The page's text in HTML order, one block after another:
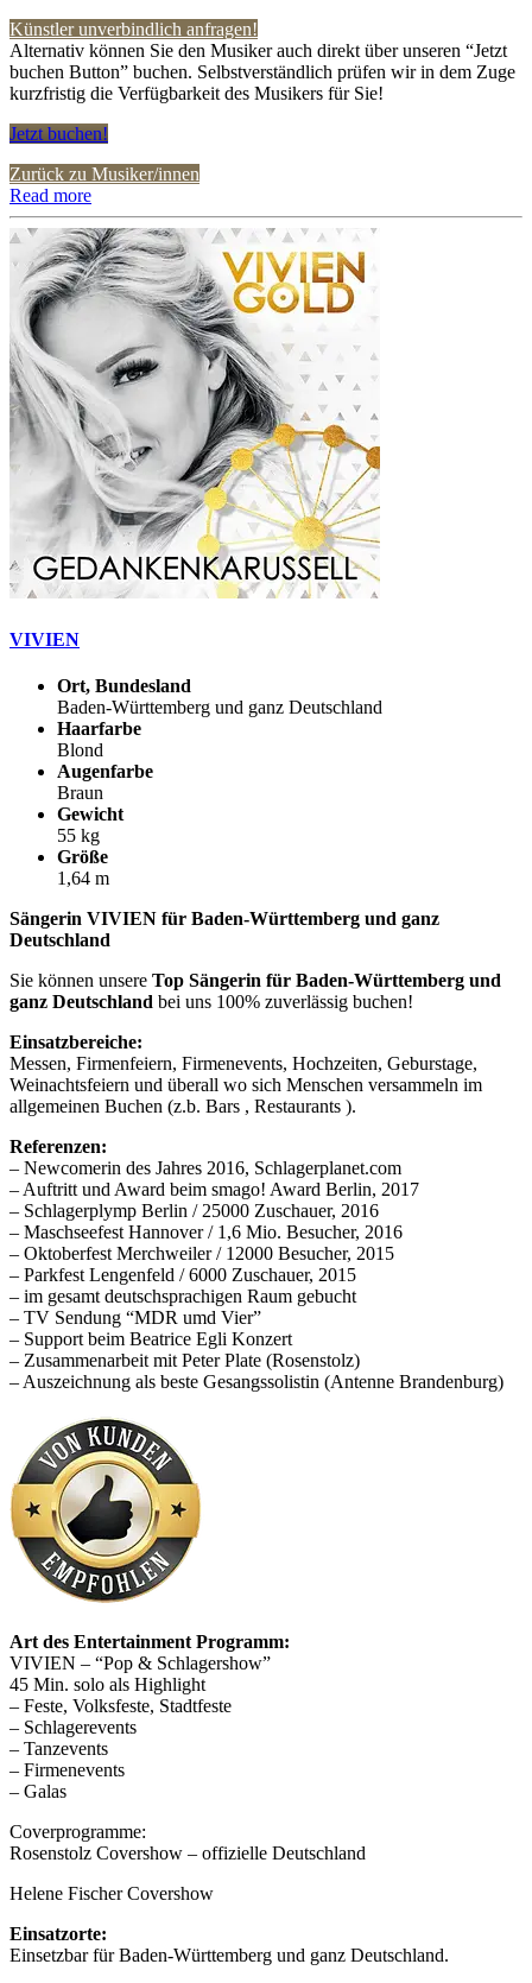
Künstler unverbindlich anfragen!
Alternativ können Sie den Musiker auch direkt über unseren “Jetzt
buchen Button” buchen. Selbstverständlich prüfen wir in dem Zuge
kurzfristig die Verfügbarkeit des Musikers für Sie!
Jetzt buchen!
Zurück zu Musiker/innen
Read more
VIVIEN
Ort, Bundesland
Baden-Württemberg und ganz Deutschland
Haarfarbe
Blond
Augenfarbe
Braun
Gewicht
55 kg
Größe
1,64 m
Sängerin VIVIEN für Baden-Württemberg und ganz
Deutschland
Sie können unsere Top Sängerin für Baden-Württemberg und
ganz Deutschland bei uns 100% zuverlässig buchen!
Einsatzbereiche:
Messen, Firmenfeiern, Firmenevents, Hochzeiten, Geburstage,
Weinachtsfeiern und überall wo sich Menschen versammeln im
allgemeinen Buchen (z.b. Bars , Restaurants ).
Referenzen:
– Newcomerin des Jahres 2016, Schlagerplanet.com
– Auftritt und Award beim smago! Award Berlin, 2017
– Schlagerplymp Berlin / 25000 Zuschauer, 2016
– Maschseefest Hannover / 1,6 Mio. Besucher, 2016
– Oktoberfest Merchweiler / 12000 Besucher, 2015
– Parkfest Lengenfeld / 6000 Zuschauer, 2015
– im gesamt deutschsprachigen Raum gebucht
– TV Sendung “MDR umd Vier”
– Support beim Beatrice Egli Konzert
– Zusammenarbeit mit Peter Plate (Rosenstolz)
– Auszeichnung als beste Gesangssolistin (Antenne Brandenburg)
Art des Entertainment Programm:
VIVIEN – “Pop & Schlagershow”
45 Min. solo als Highlight
– Feste, Volksfeste, Stadtfeste
– Schlagerevents
– Tanzevents
– Firmenevents
– Galas
Coverprogramme:
Rosenstolz Covershow – offizielle Deutschland
Helene Fischer Covershow
Einsatzorte:
Einsetzbar für Baden-Württemberg und ganz Deutschland.